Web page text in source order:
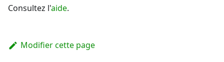
Consultez l'aide.
Modifier cette page